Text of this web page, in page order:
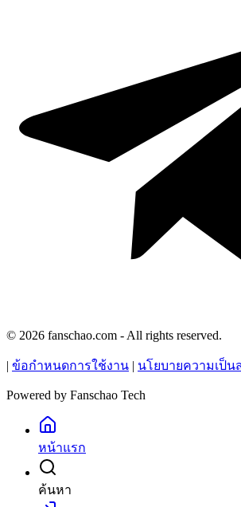
© 2026 fanschao.com - All rights reserved.
ข้อกำหนดการใช้งาน นโยบายความเป็น
Powered by Fanschao Tech
หน้าแรก
ค้นหา